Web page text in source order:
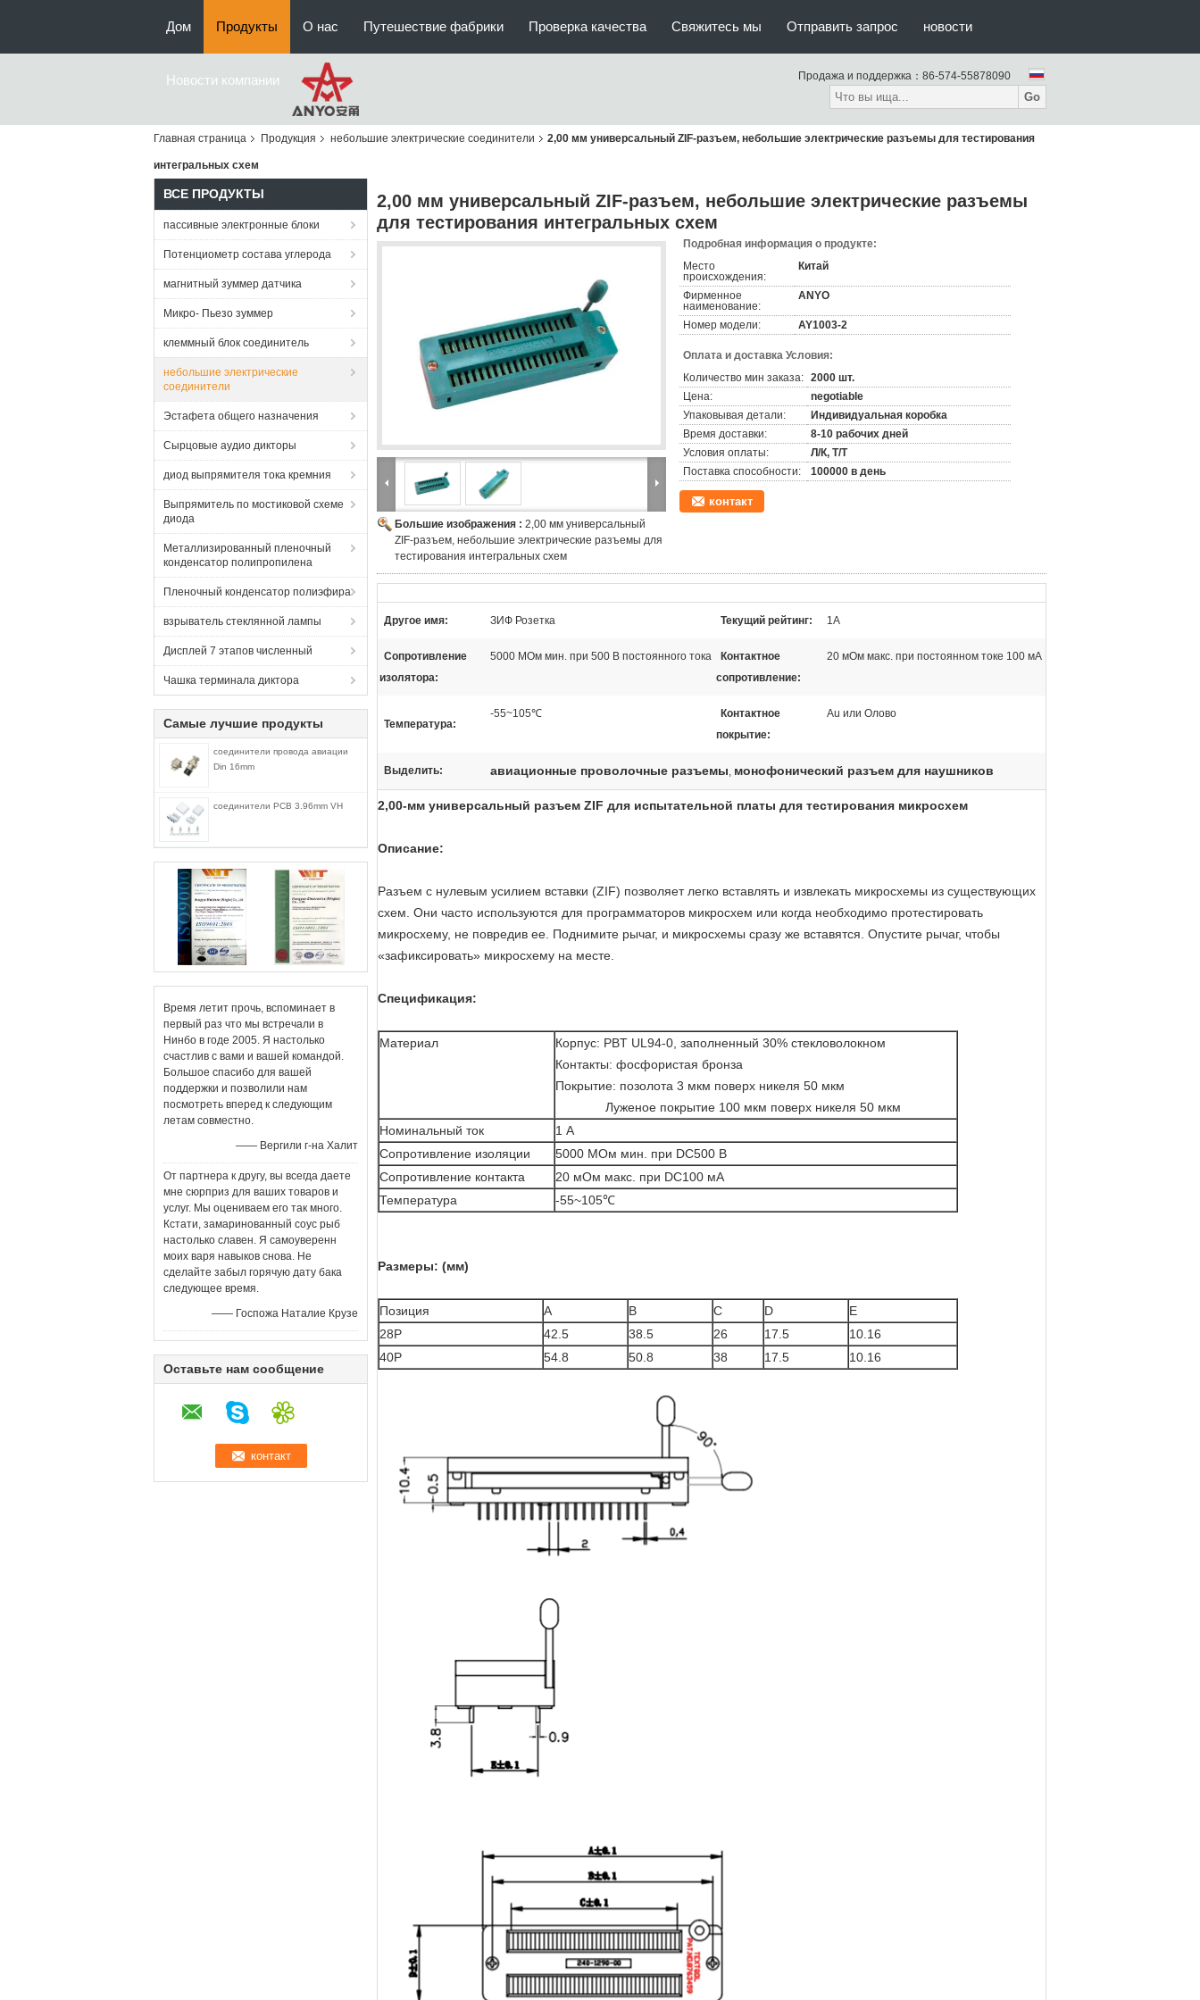
Дом Продукты О нас Путешествие фабрики Проверка качества Свяжитесь мы Отправить запрос новости
Новости компании Продажа и поддержка： 86-574-55878090
Go
Главная страница Продукция небольшие электрические соединители 2,00 мм универсальный ZIF-разъем, небольшие электрические разъемы для тестирования
интегральных схем
ВСЕ ПРОДУКТЫ
пассивные электронные блоки
Потенциометр состава углерода
магнитный зуммер датчика
Микро- Пьезо зуммер
клеммный блок соединитель
небольшие электрические
соединители
Эстафета общего назначения
Сырцовые аудио дикторы
диод выпрямителя тока кремния
Выпрямитель по мостиковой схеме
диода
Металлизированный пленочный
конденсатор полипропилена
Пленочный конденсатор полиэфира
взрыватель стеклянной лампы
Дисплей 7 этапов численный
Чашка терминала диктора
Самые лучшие продукты
соединители провода авиации
Din 16mm
соединители PCB 3.96mm VH
Время летит прочь, вспоминает в
первый раз что мы встречали в
Нинбо в годе 2005. Я настолько
счастлив с вами и вашей командой.
Большое спасибо для вашей
поддержки и позволили нам
посмотреть вперед к следующим
летам совместно.
—— Вергили г-на Халит
От партнера к другу, вы всегда даете
мне сюрприз для ваших товаров и
услуг. Мы оцениваем его так много.
Кстати, замаринованный соус рыб
настолько славен. Я самоуверенн
моих варя навыков снова. Не
сделайте забыл горячую дату бака
следующее время.
—— Госпожа Наталие Крузе
Оставьте нам сообщение
2,00 мм универсальный ZIF-разъем, небольшие электрические разъемы
для тестирования интегральных схем
Большие изображения : 2,00 мм универсальный
ZIF-разъем, небольшие электрические разъемы для
тестирования интегральных схем
Подробная информация о продукте:
Место
происхождения:
Китай
Фирменное
наименование:
ANYO
Номер модели: AY1003-2
Оплата и доставка Условия:
Количество мин заказа: 2000 шт.
Цена:
negotiable
Упаковывая детали:
Индивидуальная коробка
Время доставки:
8-10 рабочих дней
Условия оплаты:
Л/К, Т/Т
Поставка способности:
100000 в день
контакт
Другое имя: ЗИФ Розетка Текущий рейтинг: 1A
Сопротивление
изолятора:
5000 МОм мин. при 500 В постоянного тока
Контактное
сопротивление:
20 мОм макс. при постоянном токе 100 мА
Температура:
-55~105℃
Контактное
покрытие:
Au или Олово
Выделить: авиационные проволочные разъемы, монофонический разъем для наушников
2,00-мм универсальный разъем ZIF для испытательной платы для тестирования микросхем
Описание:
Разъем с нулевым усилием вставки (ZIF) позволяет легко вставлять и извлекать микросхемы из существующих
схем. Они часто используются для программаторов микросхем или когда необходимо протестировать
микросхему, не повредив ее. Поднимите рычаг, и микросхемы сразу же вставятся. Опустите рычаг, чтобы
«зафиксировать» микросхему на месте.
Спецификация:
Материал
Корпус: PBT UL94-0, заполненный 30% стекловолокном
Контакты: фосфористая бронза
Покрытие: позолота 3 мкм поверх никеля 50 мкм
Луженое покрытие 100 мкм поверх никеля 50 мкм
Номинальный ток
1 А
Сопротивление изоляции
5000 МОм мин. при DC500 В
Сопротивление контакта
20 мОм макс. при DC100 мА
Температура
-55~105℃
Размеры: (мм)
Позиция A B C D
E
28P
42.5 38.5 26 17.5
10.16
40P
54.8 50.8 38 17.5 10.16